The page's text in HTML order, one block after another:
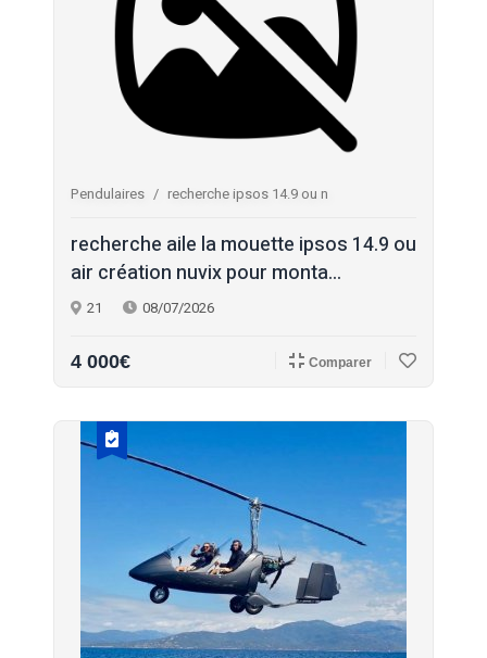
Pendulaires recherche ipsos 14.9 ou n
recherche aile la mouette ipsos 14.9 ou
air création nuvix pour monta...
21 08/07/2026
4 000€ Comparer